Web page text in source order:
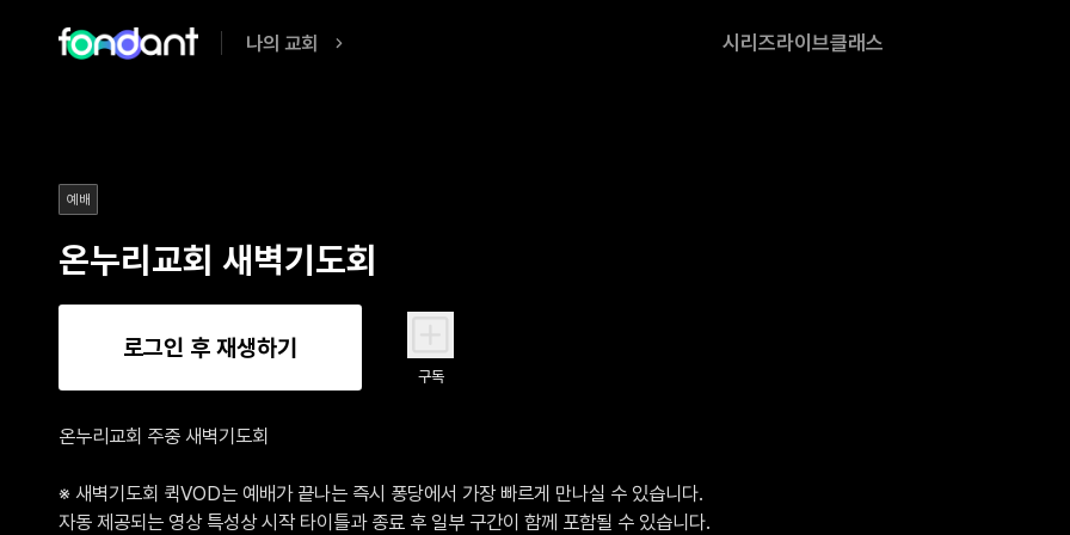
나의 교회 시리즈라이브클래스
예배
온누리교회 새벽기도회
로그인 후 재생하기
구독
온누리교회 주중 새벽기도회
※ 새벽기도회 퀵VOD는 예배가 끝나는 즉시 퐁당에서 가장 빠르게 만나실 수 있습니다.
자동 제공되는 영상 특성상 시작 타이틀과 종료 후 일부 구간이 함께 포함될 수 있습니다.